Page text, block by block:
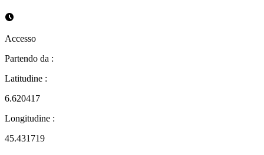
Accesso
Partendo da :
Latitudine :
6.620417
Longitudine :
45.431719